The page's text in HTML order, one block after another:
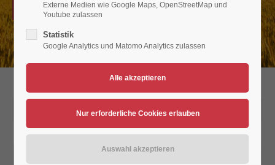
Anmelden
Support
Verein für Bewegungsspiele 1936/45 Polch/Maifeld e.V.
01.03.2021 14:18
Externe Medien wie Google Maps, OpenStreetMap und
Youtube zulassen
Statistik
Google Analytics und Matomo Analytics zulassen